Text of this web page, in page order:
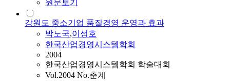
원문보기
강원도 중소기업 품질경영 운영과 효과
박노국,이성호
한국산업경영시스템학회
2004
한국산업경영시스템학회 학술대회
Vol.2004 No.춘계